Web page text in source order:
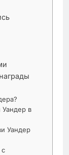
Уандер в
Уандер
с